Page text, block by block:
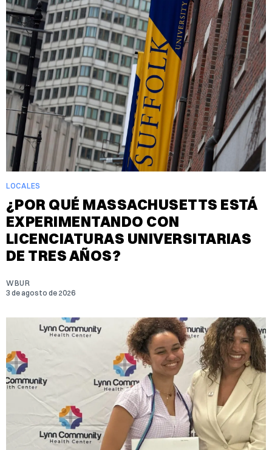
LOCALES
¿POR QUÉ MASSACHUSETTS ESTÁ
EXPERIMENTANDO CON
LICENCIATURAS UNIVERSITARIAS
DE TRES AÑOS?
WBUR
3 de agosto de 2026